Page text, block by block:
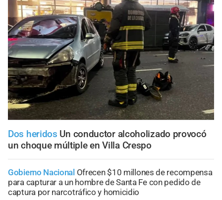
Dos heridos Un conductor alcoholizado provocó
un choque múltiple en Villa Crespo
Gobierno Nacional Ofrecen $10 millones de recompensa
para capturar a un hombre de Santa Fe con pedido de
captura por narcotráfico y homicidio